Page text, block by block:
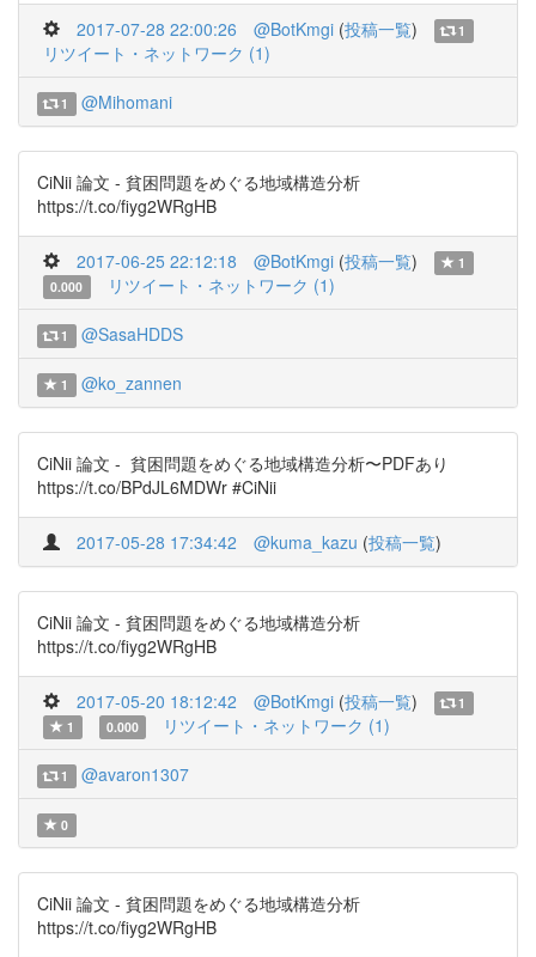
2017-07-28 22:00:26 @BotKmgi (投稿一覧) 1
リツイート・ネットワーク (1)
1 @Mihomani
CiNii 論文 - 貧困問題をめぐる地域構造分析
https://t.co/fiyg2WRgHB
2017-06-25 22:12:18 @BotKmgi (投稿一覧)
1
0.000
リツイート・ネットワーク (1)
1 @SasaHDDS
1 @ko_zannen
CiNii 論文 - 貧困問題をめぐる地域構造分析〜PDFあり
https://t.co/BPdJL6MDWr #CiNii
2017-05-28 17:34:42 @kuma_kazu (投稿一覧)
CiNii 論文 - 貧困問題をめぐる地域構造分析
https://t.co/fiyg2WRgHB
2017-05-20 18:12:42 @BotKmgi (投稿一覧)
1
1
0.000 リツイート・ネットワーク (1)
1 @avaron1307
0
CiNii 論文 - 貧困問題をめぐる地域構造分析
https://t.co/fiyg2WRgHB